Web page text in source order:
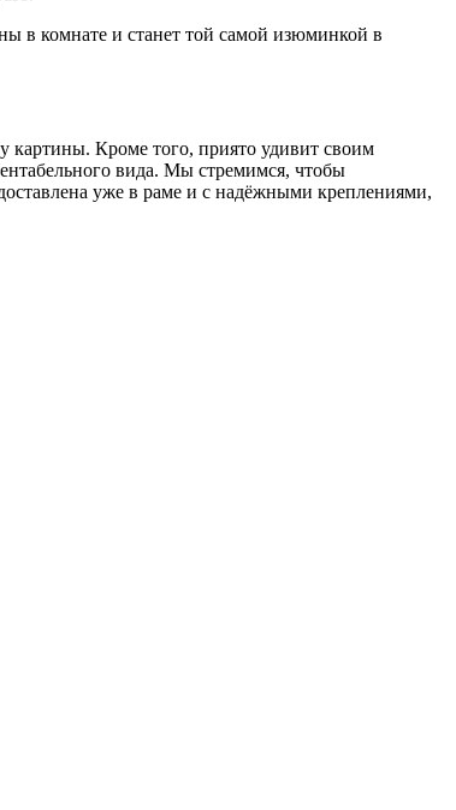
в комнате и станет той самой изюминкой в
картины. Кроме того, приято удивит своим
вида. Мы стремимся, чтобы
уже в раме и с надёжными креплениями,